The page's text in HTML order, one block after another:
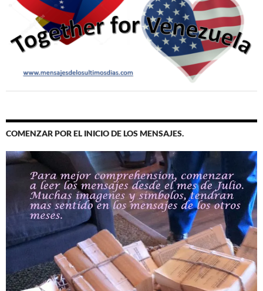
COMENZAR POR EL INICIO DE LOS MENSAJES.